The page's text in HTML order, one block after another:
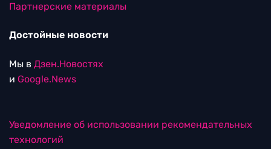
Партнерские материалы
Достойные новости
Мы в Дзен.Новостях
и Google.News
Уведомление об использовании рекомендательных
технологий